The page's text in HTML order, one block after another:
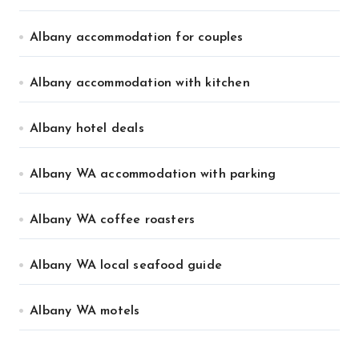
Albany accommodation for couples
Albany accommodation with kitchen
Albany hotel deals
Albany WA accommodation with parking
Albany WA coffee roasters
Albany WA local seafood guide
Albany WA motels